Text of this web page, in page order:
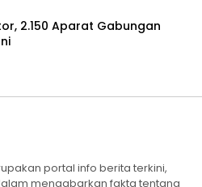
2.150 Aparat Gabungan
portal info berita terkini,
mengabarkan fakta tentang